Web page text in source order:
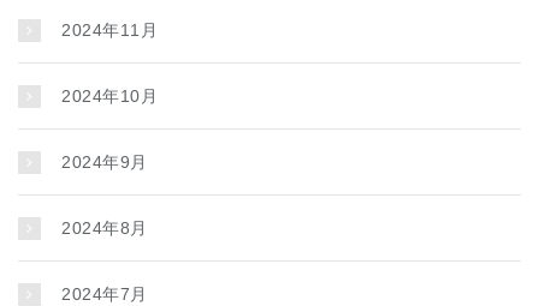
2024年11月
2024年10月
2024年9月
2024年8月
2024年7月